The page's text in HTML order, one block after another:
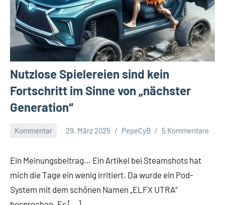
Nutzlose Spielereien sind kein
Fortschritt im Sinne von „nächster
Generation“
Kommentar 29. März 2025 PepeCyB 5 Kommentare
Ein Meinungsbeitrag… Ein Artikel bei Steamshots hat
mich die Tage ein wenig irritiert. Da wurde ein Pod-
System mit dem schönen Namen „ELFX UTRA“